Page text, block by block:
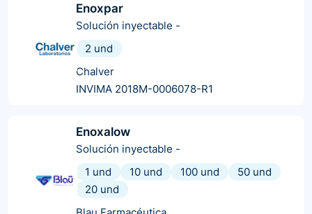
Enoxpar
Solución inyectable -
2 und
Chalver
INVIMA 2018M-0006078-R1
Enoxalow
Solución inyectable -
1 und
10 und 100 und
50 und
20 und